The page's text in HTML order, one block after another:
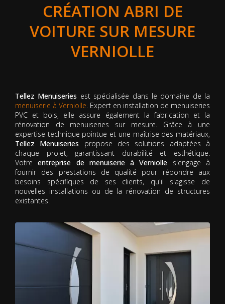
CRÉATION ABRI DE
VOITURE SUR MESURE
VERNIOLLE
Tellez Menuiseries est spécialisée dans le domaine de la
menuiserie à Verniolle. Expert en installation de menuiseries
PVC et bois, elle assure également la fabrication et la
rénovation de menuiseries sur mesure. Grâce à une
expertise technique pointue et une maîtrise des matériaux,
Tellez Menuiseries propose des solutions adaptées à
chaque projet, garantissant durabilité et esthétique.
Votreentreprise de menuiserie à Verniolle s'engage à
fournir des prestations de qualité pour répondre aux
besoins spécifiques de ses clients, qu'il s'agisse de
nouvelles installations ou de la rénovation de structures
existantes.